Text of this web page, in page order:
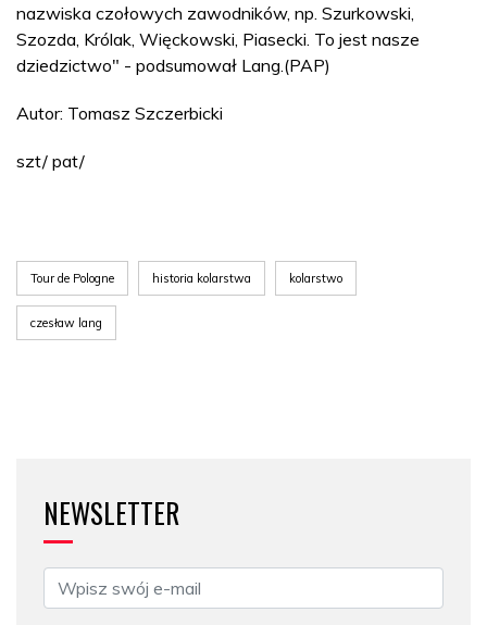
nazwiska czołowych zawodników, np. Szurkowski,
Szozda, Królak, Więckowski, Piasecki. To jest nasze
dziedzictwo" - podsumował Lang.(PAP)
Autor: Tomasz Szczerbicki
szt/ pat/
Tour de Pologne historia kolarstwa kolarstwo
czesław lang
NEWSLETTER